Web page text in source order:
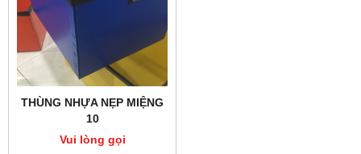
THÙNG NHỰA NẸP MIỆNG
10
Vui lòng gọi